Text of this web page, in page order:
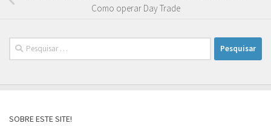
Como operar Day Trade
Pesquisar
por:
SOBRE ESTE SITE!